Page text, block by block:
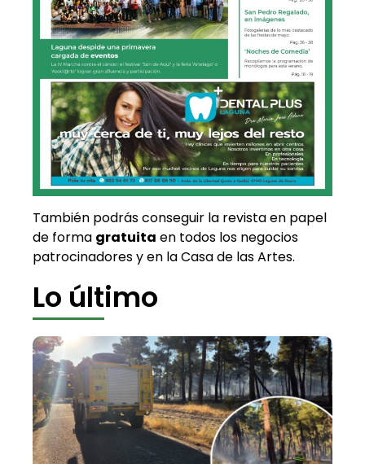
También podrás conseguir la revista en papel
de forma gratuita en todos los negocios
patrocinadores y en la Casa de las Artes.
Lo último